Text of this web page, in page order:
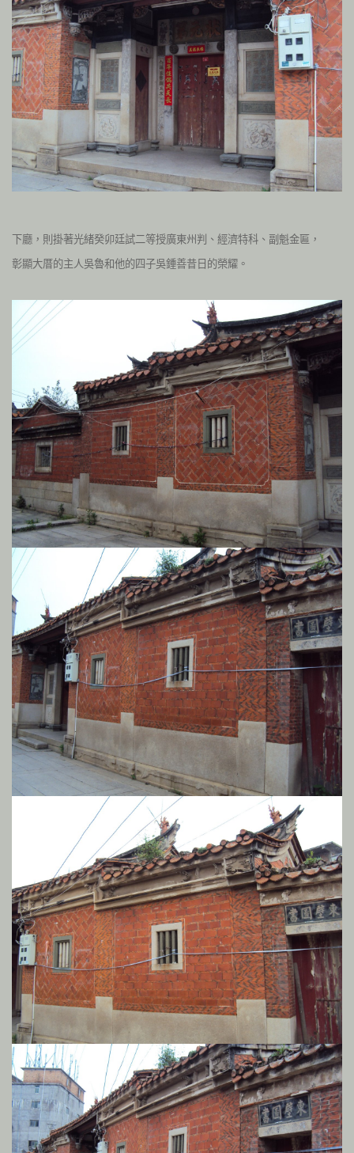
下廳，則掛著光緒癸卯廷試二等授廣東州判、經濟特科、副魁金匾，
彰顯大厝的主人吳魯和他的四子吳鍾善昔日的榮耀。